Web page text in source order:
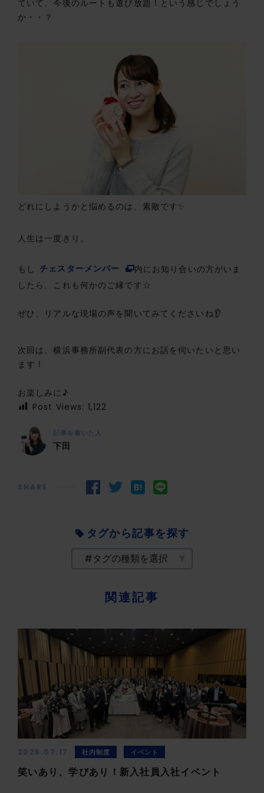
ていて、今後のルートも選び放題！という感じでしょう
か・・？
どれにしようかと悩めるのは、素敵です✨
人生は一度きり。
もし チェスターメンバー
内にお知り合いの方がいま
したら、これも何かのご縁です☆
ぜひ、リアルな現場の声を聞いてみてくださいね👂
次回は、横浜事務所副代表の方にお話を伺いたいと思い
ます！
お楽しみに♪
Post Views: 1,122
記事を書いた人
下田
SHARE
タグから記事を探す
関連記事
2026.07.17 社内制度 イベント
笑いあり、学びあり！新入社員入社イベント